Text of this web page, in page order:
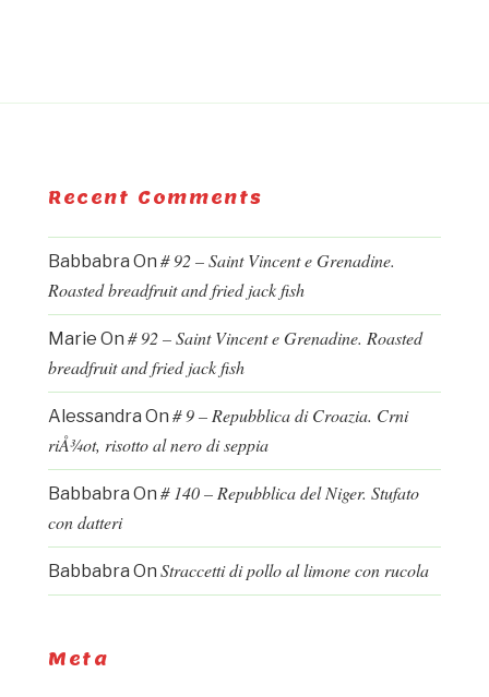
Recent Comments
Babbabra On # 92 – Saint Vincent e Grenadine.
Roasted breadfruit and fried jack fish
Marie On # 92 – Saint Vincent e Grenadine. Roasted
breadfruit and fried jack fish
Alessandra On # 9 – Repubblica di Croazia. Crni
riÅ¾ot, risotto al nero di seppia
Babbabra On # 140 – Repubblica del Niger. Stufato
con datteri
Babbabra On Straccetti di pollo al limone con rucola
Meta